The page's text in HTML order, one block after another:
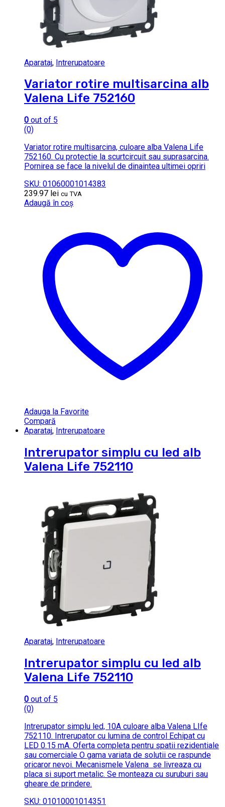
Aparataj, Intrerupatoare
Variator rotire multisarcina alb
Valena Life 752160
0 out of 5
(0)
Variator rotire multisarcina, culoare alba Valena Life
752160. Cu protectie la scurtcircuit sau suprasarcina.
Pornirea se face la nivelul de dinaintea ultimei opriri
SKU: 01060001014383
239.97 lei cu TVA
Adaugă în coș
Adauga la Favorite
Compară
Aparataj, Intrerupatoare
Intrerupator simplu cu led alb
Valena Life 752110
Aparataj, Intrerupatoare
Intrerupator simplu cu led alb
Valena Life 752110
0 out of 5
(0)
Intrerupator simplu led, 10A culoare alba Valena LIfe
752110. Intrerupator cu lumina de control Echipat cu
LED 0.15 mA. Oferta completa pentru spatii rezidentiale
sau comerciale O gama variata de solutii ce raspunde
oricaror nevoi. Mecanismele Valena se livreaza cu
placa si suport metalic. Se monteaza cu suruburi sau
gheare de prindere.
SKU: 01010001014351